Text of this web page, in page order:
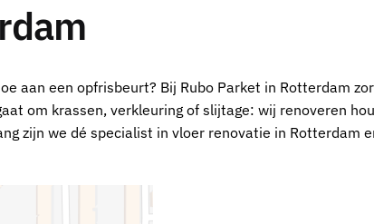
aan een opfrisbeurt? Bij Rubo Parket in Rotterdam
om krassen, verkleuring of slijtage: wij renoveren
zijn we dé specialist in vloer renovatie in Rotterdam